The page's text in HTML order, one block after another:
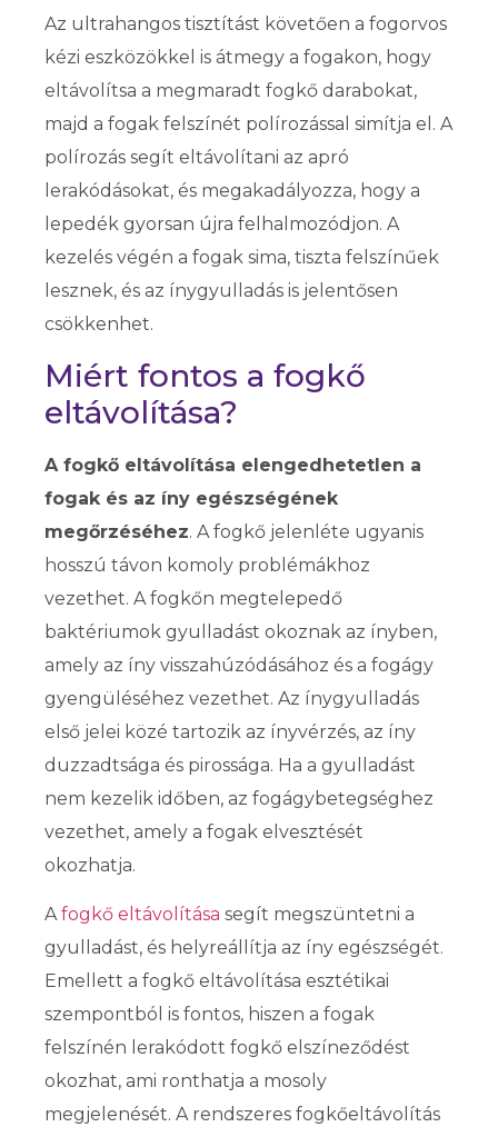
Az ultrahangos tisztítást követően a fogorvos
kézi eszközökkel is átmegy a fogakon, hogy
eltávolítsa a megmaradt fogkő darabokat,
majd a fogak felszínét polírozással simítja el. A
polírozás segít eltávolítani az apró
lerakódásokat, és megakadályozza, hogy a
lepedék gyorsan újra felhalmozódjon. A
kezelés végén a fogak sima, tiszta felszínűek
lesznek, és az ínygyulladás is jelentősen
csökkenhet.
Miért fontos a fogkő
eltávolítása?
A fogkő eltávolítása elengedhetetlen a
fogak és az íny egészségének
megőrzéséhez. A fogkő jelenléte ugyanis
hosszú távon komoly problémákhoz
vezethet. A fogkőn megtelepedő
baktériumok gyulladást okoznak az ínyben,
amely az íny visszahúzódásához és a fogágy
gyengüléséhez vezethet. Az ínygyulladás
első jelei közé tartozik az ínyvérzés, az íny
duzzadtsága és pirossága. Ha a gyulladást
nem kezelik időben, az fogágybetegséghez
vezethet, amely a fogak elvesztését
okozhatja.
Afogkő eltávolítása segít megszüntetni a
gyulladást, és helyreállítja az íny egészségét.
Emellett a fogkő eltávolítása esztétikai
szempontból is fontos, hiszen a fogak
felszínén lerakódott fogkő elszíneződést
okozhat, ami ronthatja a mosoly
megjelenését. A rendszeres fogkőeltávolítás